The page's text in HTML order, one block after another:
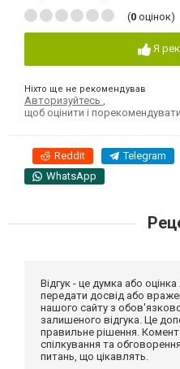
(0 оцінок)
Я
Ніхто ще не рекомендував
Авторизуйтесь
щоб оцінити і порекомендувати
Reddit Telegram
WhatsApp
Відгук - це думка або
передати досвід або
нашого сайту з
залишеного відгука. Це
правильне рішення.
спілкування та
питань, що цікавлять.